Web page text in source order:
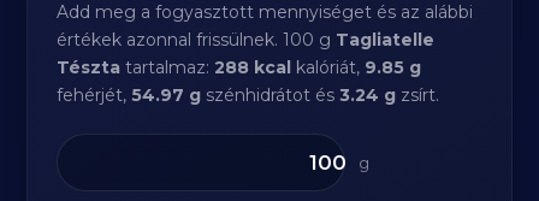
Add meg a fogyasztott mennyiséget és az alábbi
értékek azonnal frissülnek. 100 g Tagliatelle
Tészta tartalmaz:288 kcal kalóriát, 9.85 g
fehérjét,54.97 g szénhidrátot és3.24 g zsírt.
g